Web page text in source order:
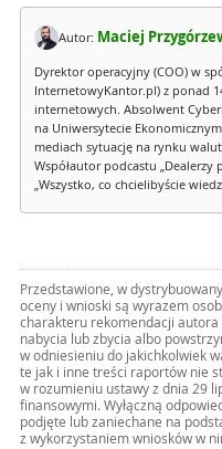
Autor: Maciej
Dyrektor operacyjny (COO) w
InternetowyKantor.pl) z ponad
internetowych. Absolwent
na Uniwersytecie
mediach sytuację na rynku
Współautor podcastu
„Wszystko, co chcielibyście
Przedstawione, w
oceny i wnioski są wyrazem
charakteru rekomendacji
nabycia lub zbycia albo
w odniesieniu do jakichkolwiek
te jak i inne treści raportów nie
w rozumieniu ustawy z dnia 29
finansowymi. Wyłączną
podjęte lub zaniechane na
z wykorzystaniem wniosków w